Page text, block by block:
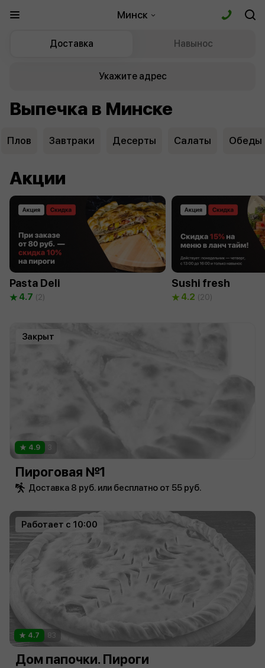
Минск
Доставка Навынос
Укажите адрес
Выпечка в Минске
Плов Завтраки Десерты Салаты Обеды
Акции
Pasta Deli
4.7 (2)
Sushi fresh
4.2 (20)
Закрыт
4.9
Пироговая №1
Доставка 8 руб. или бесплатно от 55 руб.
Работает с 10:00
4.7 83
Дом папочки. Пироги